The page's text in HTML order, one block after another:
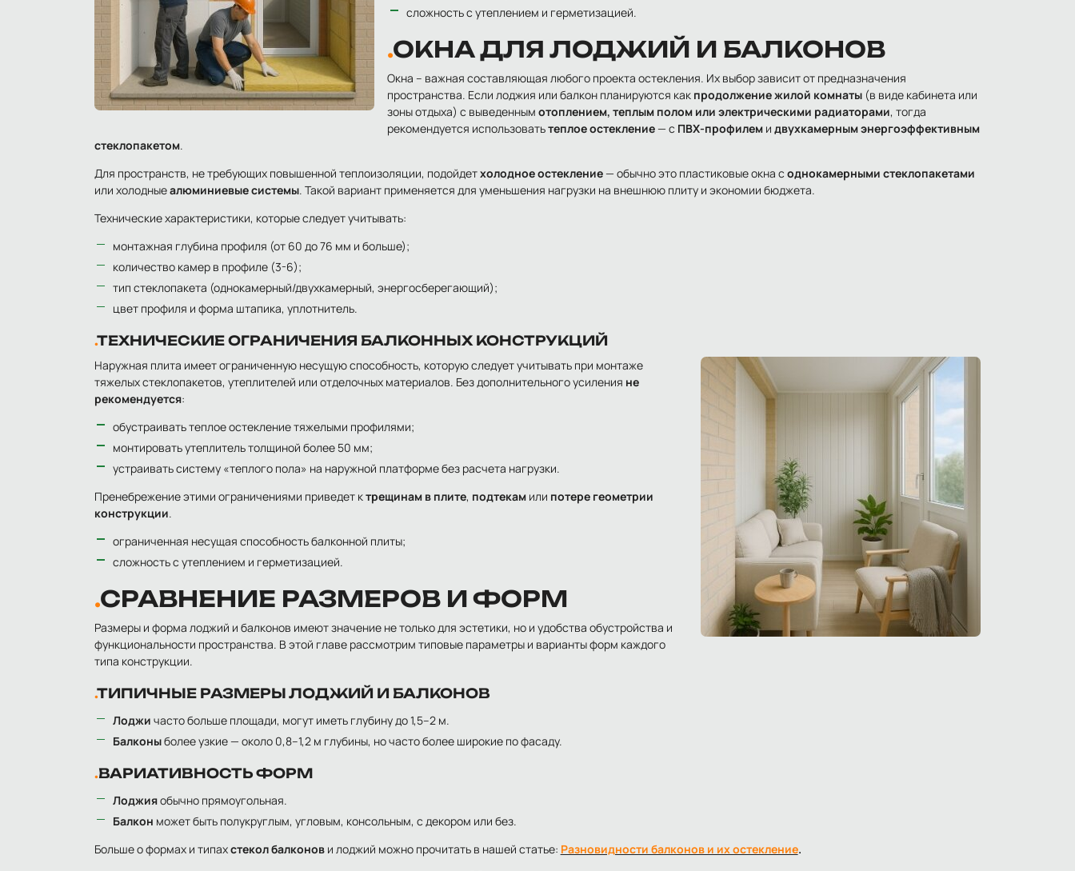
сложность с утеплением и герметизацией.
ОКНА ДЛЯ ЛОДЖИЙ И БАЛКОНОВ
Окна – важная составляющая любого проекта остекления. Их выбор зависит от предназначения
пространства. Если лоджия или балкон планируются как продолжение жилой комнаты (в виде кабинета или
зоны отдыха) с выведеннымотоплением, теплым полом или электрическими радиаторами, тогда
рекомендуется использоватьтеплое остекление— с ПВХ-профилем идвухкамерным энергоэффективным
стеклопакетом.
Для пространств, не требующих повышенной теплоизоляции, подойдетхолодное остекление— обычно это пластиковые окна с однокамерными стеклопакетами
или холодныеалюминиевые системы. Такой вариант применяется для уменьшения нагрузки на внешнюю плиту и экономии бюджета.
Технические характеристики, которые следует учитывать:
монтажная глубина профиля (от 60 до 76 мм и больше);
количество камер в профиле (3-6);
тип стеклопакета (однокамерный/двухкамерный, энергосберегающий);
цвет профиля и форма штапика, уплотнитель.
ТЕХНИЧЕСКИЕ ОГРАНИЧЕНИЯ БАЛКОННЫХ КОНСТРУКЦИЙ
Наружная плита имеет ограниченную несущую способность, которую следует учитывать при монтаже
тяжелых стеклопакетов, утеплителей или отделочных материалов. Без дополнительного усиления не
рекомендуется:
обустраивать теплое остекление тяжелыми профилями;
монтировать утеплитель толщиной более 50 мм;
устраивать систему «теплого пола» на наружной платформе без расчета нагрузки.
Пренебрежение этими ограничениями приведет ктрещинам в плите, подтекамили потере геометрии
конструкции.
ограниченная несущая способность балконной плиты;
сложность с утеплением и герметизацией.
СРАВНЕНИЕ РАЗМЕРОВ И ФОРМ
Размеры и форма лоджий и балконов имеют значение не только для эстетики, но и удобства обустройства и
функциональности пространства. В этой главе рассмотрим типовые параметры и варианты форм каждого
типа конструкции.
ТИПИЧНЫЕ РАЗМЕРЫ ЛОДЖИЙ И БАЛКОНОВ
Лоджи часто больше площади, могут иметь глубину до 1,5–2 м.
Балконыболее узкие — около 0,8–1,2 м глубины, но часто более широкие по фасаду.
ВАРИАТИВНОСТЬ ФОРМ
Лоджияобычно прямоугольная.
Балкон может быть полукруглым, угловым, консольным, с декором или без.
Больше о формах и типахстекол балконови лоджий можно прочитать в нашей статье: Разновидности балконов и их остекление.